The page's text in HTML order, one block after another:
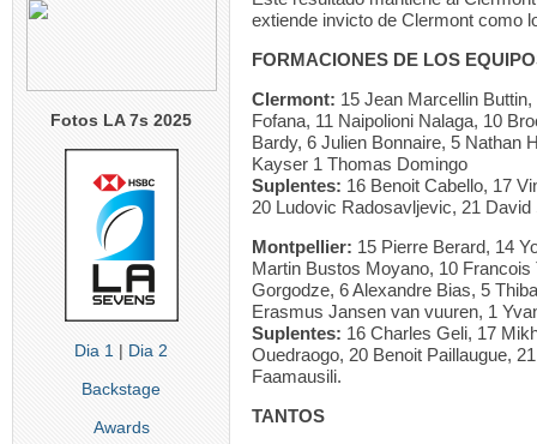
Fotos LA 7s 2025
Dia 1 | Dia 2
Backstage
Awards
extiende invicto de Clermont como
FORMACIONES DE LOS
Clermont: 15 Jean Marcellin
Fofana, 11 Naipolioni Nalaga, 10
Bardy, 6 Julien Bonnaire, 5 Nathan
Kayser 1 Thomas Domingo
Suplentes: 16 Benoit Cabello, 17
20 Ludovic Radosavljevic, 21
Montpellier: 15 Pierre Berard, 14
Martin Bustos Moyano, 10
Gorgodze, 6 Alexandre Bias, 5
Erasmus Jansen van vuuren, 1
Suplentes: 16 Charles Geli, 17
Ouedraogo, 20 Benoit Paillaugue,
Faamausili.
TANTOS